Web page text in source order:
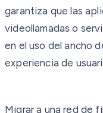
garantiza que las
videollamadas o
en el uso del ancho
experiencia de
Migrar a una red de